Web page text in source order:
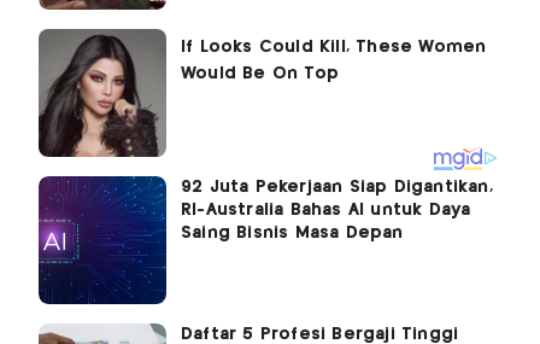
92 Juta Pekerjaan Siap Digantikan,
RI-Australia Bahas AI untuk Daya
Saing Bisnis Masa Depan
Daftar 5 Profesi Bergaji Tinggi